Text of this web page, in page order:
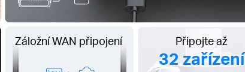
Záložní WAN připojení Připojte až
32 zařízení